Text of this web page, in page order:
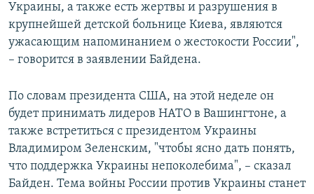
Украины, а также есть жертвы и разрушения в
крупнейшей детской больнице Киева, являются
ужасающим напоминанием о жестокости России",
– говорится в заявлении Байдена.
По словам президента США, на этой неделе он
будет принимать лидеров НАТО в Вашингтоне, а
также встретиться с президентом Украины
Владимиром Зеленским, "чтобы ясно дать понять,
что поддержка Украины непоколебима", – сказал
Байден. Тема войны России против Украины станет